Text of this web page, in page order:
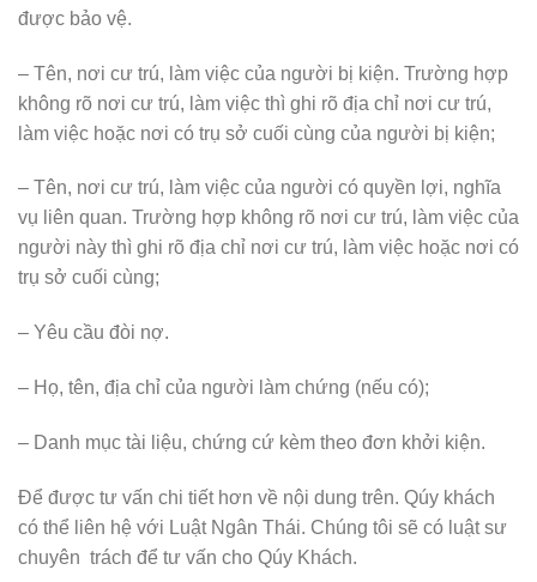
được bảo vệ.
– Tên, nơi cư trú, làm việc của người bị kiện. Trường hợp
không rõ nơi cư trú, làm việc thì ghi rõ địa chỉ nơi cư trú,
làm việc hoặc nơi có trụ sở cuối cùng của người bị kiện;
– Tên, nơi cư trú, làm việc của người có quyền lợi, nghĩa
vụ liên quan. Trường hợp không rõ nơi cư trú, làm việc của
người này thì ghi rõ địa chỉ nơi cư trú, làm việc hoặc nơi có
trụ sở cuối cùng;
– Yêu cầu đòi nợ.
– Họ, tên, địa chỉ của người làm chứng (nếu có);
– Danh mục tài liệu, chứng cứ kèm theo đơn khởi kiện.
Để được tư vấn chi tiết hơn về nội dung trên. Qúy khách
có thể liên hệ với Luật Ngân Thái. Chúng tôi sẽ có luật sư
chuyên trách để tư vấn cho Qúy Khách.